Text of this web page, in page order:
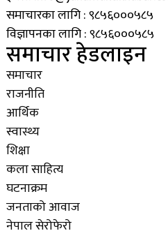
समाचारका लागि : ९८५६०००५८५
विज्ञापनका लागि : ९८५६०००५८५
समाचार हेडलाइन
समाचार
राजनीति
आर्थिक
स्वास्थ्य
शिक्षा
कला साहित्य
घटनाक्रम
जनताको आवाज
नेपाल सेरोफेरो